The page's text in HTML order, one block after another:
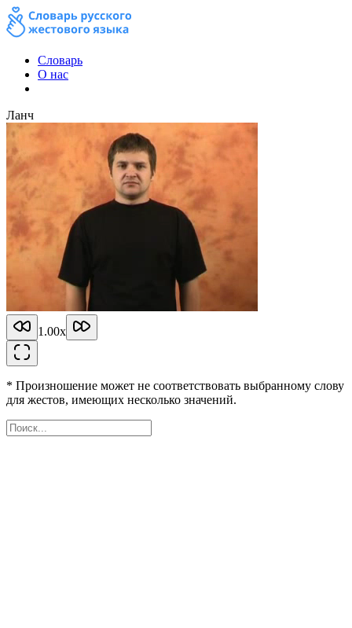
Словарь
О нас
Ланч
1.00x
* Произношение может не соответствовать выбранному слову
для жестов, имеющих несколько значений.